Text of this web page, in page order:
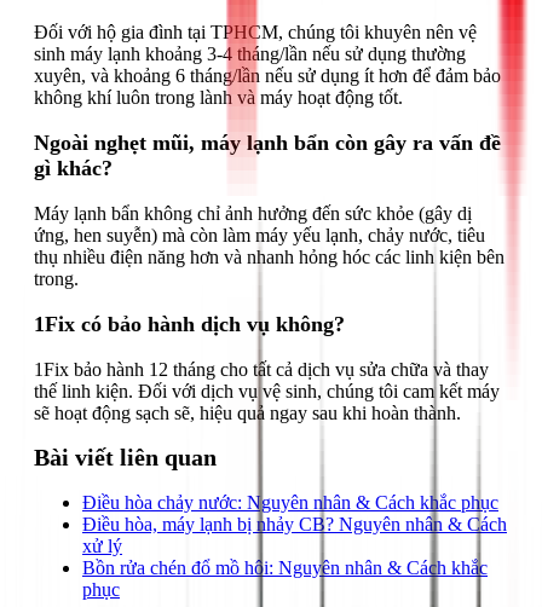
Đối với hộ gia đình tại TPHCM, chúng tôi khuyên nên vệ
sinh máy lạnh khoảng 3-4 tháng/lần nếu sử dụng thường
xuyên, và khoảng 6 tháng/lần nếu sử dụng ít hơn để đảm bảo
không khí luôn trong lành và máy hoạt động tốt.
Ngoài nghẹt mũi, máy lạnh bẩn còn gây ra vấn đề
gì khác?
Máy lạnh bẩn không chỉ ảnh hưởng đến sức khỏe (gây dị
ứng, hen suyễn) mà còn làm máy yếu lạnh, chảy nước, tiêu
thụ nhiều điện năng hơn và nhanh hỏng hóc các linh kiện bên
trong.
1Fix có bảo hành dịch vụ không?
1Fix bảo hành 12 tháng cho tất cả dịch vụ sửa chữa và thay
thế linh kiện. Đối với dịch vụ vệ sinh, chúng tôi cam kết máy
sẽ hoạt động sạch sẽ, hiệu quả ngay sau khi hoàn thành.
Bài viết liên quan
Điều hòa chảy nước: Nguyên nhân & Cách khắc phục
Điều hòa, máy lạnh bị nhảy CB? Nguyên nhân & Cách
xử lý
Bồn rửa chén đổ mồ hôi: Nguyên nhân & Cách khắc
phục